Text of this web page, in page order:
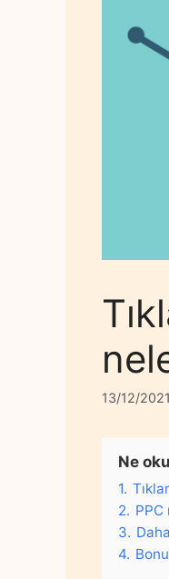
13/12/2021
Ne
1.
2. PPC
3.
4.